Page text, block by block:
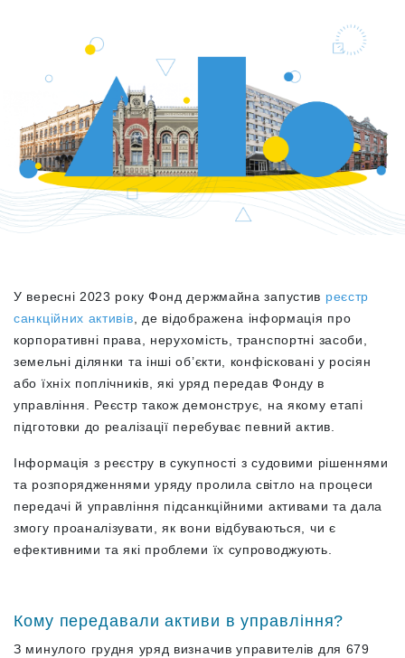
У вересні 2023 року Фонд держмайна запустив реєстр
санкційних активів , де відображена інформація про
корпоративні права, нерухомість, транспортні засоби,
земельні ділянки та інші об’єкти, конфісковані у росіян
або їхніх поплічників, які уряд передав Фонду в
управління. Реєстр також демонструє, на якому етапі
підготовки до реалізації перебуває певний актив.
Інформація з реєстру в сукупності з судовими рішеннями
та розпорядженнями уряду пролила світло на процеси
передачі й управління підсанкційними активами та дала
змогу проаналізувати, як вони відбуваються, чи є
ефективними та які проблеми їх супроводжують.
Кому передавали активи в управління?
З минулого грудня уряд визначив управителів для 679